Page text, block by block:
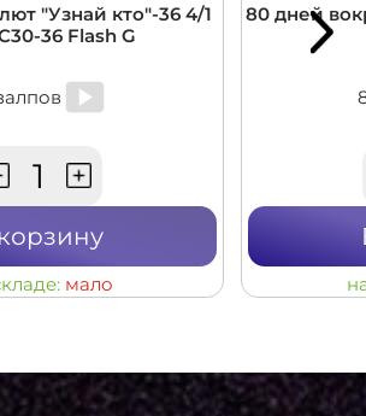
"Узнай кто"-36 4/1
36 Flash G
мало
80 дней